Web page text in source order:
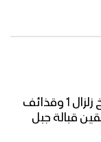
جيزان – إطلاق عدد من الصواريخ زلزال 1 وقذائف
قبالة جبل